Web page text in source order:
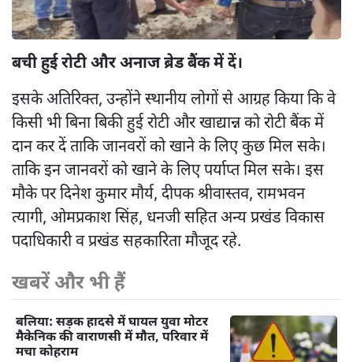
बची हुई रोटी और अनाज ब्रेड बैंक में दें।
इसके अतिरिक्त, उन्होंने स्थानीय लोगों से आग्रह किया कि वे
किसी भी बिना बिकी हुई रोटी और खाद्यान्न को रोटी बैंक में
दान कर दें ताकि जानवरों को खाने के लिए कुछ मिल सके।
ताकि इन जानवरों को खाने के लिए पर्याप्त मिल सके। इस
मौके पर दिनेश कुमार मौर्य, दीपक श्रीवास्तव, रामभवन
त्यागी, ओमप्रकाश सिंह, धनजी सहित अन्य प्रखंड विकास
पदाधिकारी व प्रखंड सहकारिता मौजूद रहे.
खबरें और भी हैं
बलिया: सड़क हादसे में घायल युवा मोटर
मैकेनिक की वाराणसी में मौत, परिवार में
मचा कोहराम